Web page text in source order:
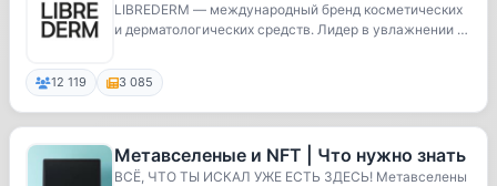
LIBREDERM — международный бренд косметических
и дерматологических средств. Лидер в увлажнении ко
12 119 3 085
Метавселеные и NFT | Что нужно знать
ВСЁ, ЧТО ТЫ ИСКАЛ УЖЕ ЕСТЬ ЗДЕСЬ! Метавселены